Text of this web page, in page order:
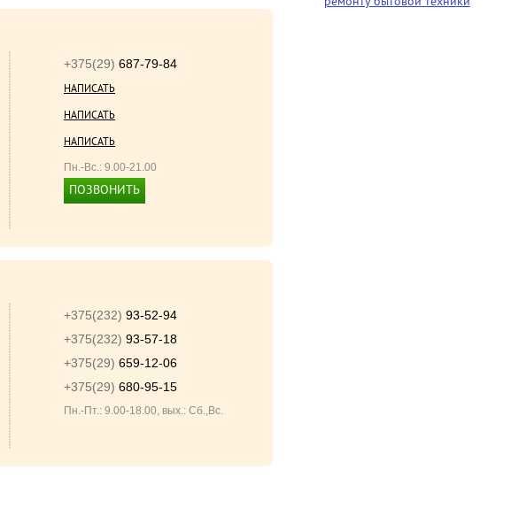
+375(29) 687-79-84
НАПИСАТЬ
НАПИСАТЬ
НАПИСАТЬ
Пн.-Вс.: 9.00-21.00
ПОЗВОНИТЬ
+375(232) 93-52-94
+375(232) 93-57-18
+375(29) 659-12-06
+375(29) 680-95-15
Пн.-Пт.: 9.00-18.00, вых.: Сб.,Вс.